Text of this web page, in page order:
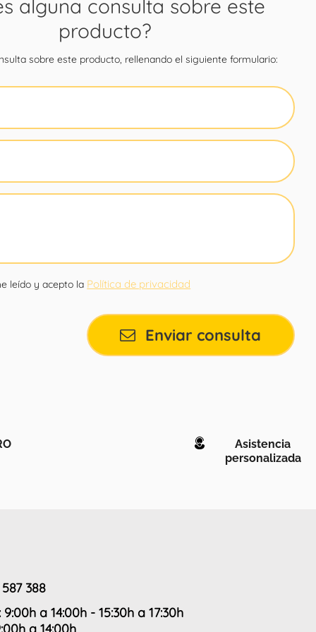
alguna consulta sobre este
producto?
sobre este producto, rellenando el siguiente formulario:
leído y acepto la Política de privacidad
Enviar consulta
Asistencia
personalizada
388
9:00h a 14:00h - 15:30h a 17:30h